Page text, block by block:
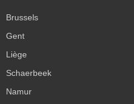
Brussels
Gent
Liège
Schaerbeek
Namur